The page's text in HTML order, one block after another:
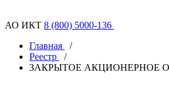
АО ИКТ 8 (800) 5000-136
Главная
/
Реестр
/
ЗАКРЫТОЕ АКЦИОНЕРНОЕ